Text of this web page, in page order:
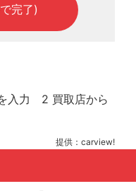
完了)
提供：carview!